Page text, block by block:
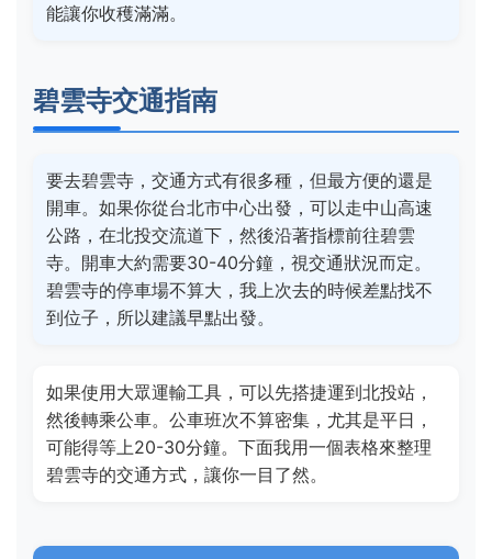
能讓你收穫滿滿。
碧雲寺交通指南
要去碧雲寺，交通方式有很多種，但最方便的還是
開車。如果你從台北市中心出發，可以走中山高速
公路，在北投交流道下，然後沿著指標前往碧雲
寺。開車大約需要30-40分鐘，視交通狀況而定。
碧雲寺的停車場不算大，我上次去的時候差點找不
到位子，所以建議早點出發。
如果使用大眾運輸工具，可以先搭捷運到北投站，
然後轉乘公車。公車班次不算密集，尤其是平日，
可能得等上20-30分鐘。下面我用一個表格來整理
碧雲寺的交通方式，讓你一目了然。